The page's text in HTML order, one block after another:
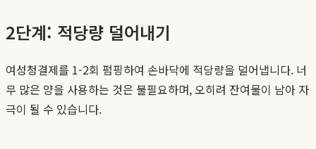
2단계: 적당량 덜어내기
여성청결제를 1-2회 펌핑하여 손바닥에 적당량을 덜어냅니다. 너
무 많은 양을 사용하는 것은 불필요하며, 오히려 잔여물이 남아 자
극이 될 수 있습니다.